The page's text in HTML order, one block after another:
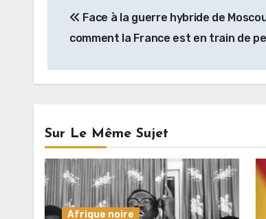
de
Face à la guerre hybride de
comment la France est en train de
Sur Le Même Sujet
Afrique noire